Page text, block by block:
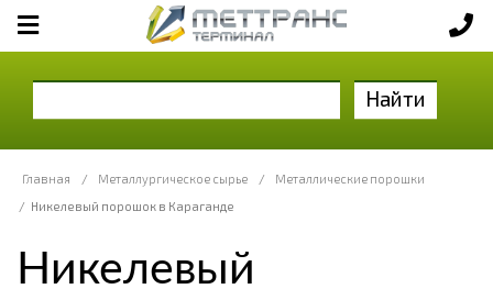
Найти
Главная / Металлургическое сырье /
Металлические порошки
/ Никелевый порошок в Караганде
Никелевый